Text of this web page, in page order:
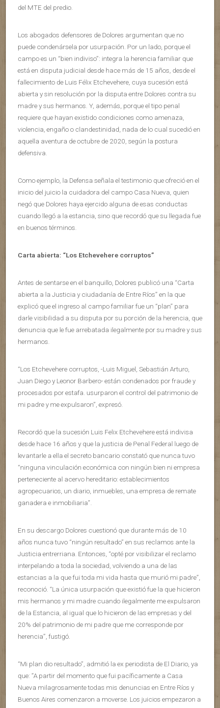
del MTE del predio.
Los abogados defensores de Dolores argumentan que no
puede condenársela por usurpación. Por un lado, porque el
campo es un “bien indiviso”: integra la herencia familiar que
está en disputa judicial desde hace más de 15 años, desde el
fallecimiento de Luis Félix Etchevehere, cuya sucesión está
abierta y sin resolución por la disputa entre Dolores contra su
madre y sus hermanos. Y, además, porque el tipo penal
requiere que hayan existido condiciones como amenaza,
violencia, engaño o clandestinidad, nada de lo cual sucedió en
aquella aventura de octubre de 2020, según la postura
defensiva.
Como ejemplo, la Defensa señala el testimonio que ofreció en el
inicio del juicio la cuidadora del campo Casa Nueva, quien
negó que Dolores haya ejercido alguna de esas conductas
cuando llegó a la estancia, sino que recordó que su llegada fue
en buenos términos.
Carta abierta: “Los Etchevehere corruptos”
Antes de sentarse en el banquillo, Dolores publicó una “Carta
abierta a la Justicia y ciudadanía de Entre Ríos” en la que
explicó que el ingreso al campo familiar fue un “plan” para
darle visibilidad a su disputa por su porción de la herencia, que
denuncia que le fue arrebatada ilegalmente por su madre y sus
hermanos.
“Los Etchevehere corruptos, -Luis Miguel, Sebastián Arturo,
Juan Diego y Leonor Barbero- están condenados por fraude y
procesados por estafa. usurparon el control del patrimonio de
mi padre y me expulsaron”, expresó.
Recordó que la sucesión Luis Felix Etchevehere está indivisa
desde hace 16 años y que la justicia de Penal Federal luego de
levantarle a ella el secreto bancario constató que nunca tuvo
“ninguna vinculación económica con ningún bien ni empresa
perteneciente al acervo hereditario: establecimientos
agropecuarios, un diario, inmuebles, una empresa de remate
ganadera e inmobiliaria”.
En su descargo Dolores cuestionó que durante más de 10
años nunca tuvo “ningún resultado” en sus reclamos ante la
Justicia entrerriana. Entonces, “opté por visibilizar el reclamo
interpelando a toda la sociedad, volviendo a una de las
estancias a la que fui toda mi vida hasta que murió mi padre”,
reconoció. “La única usurpación que existió fue la que hicieron
mis hermanos y mi madre cuando ilegalmente me expulsaron
de la Estancia, al igual que lo hicieron de las empresas y del
20% del patrimonio de mi padre que me corresponde por
herencia”, fustigó.
“Mi plan dio resultado”, admitió la ex periodista de El Diario, ya
que: ”A partir del momento que fui pacíficamente a Casa
Nueva milagrosamente todas mis denuncias en Entre Ríos y
Buenos Aires comenzaron a moverse. Los juicios empezaron a